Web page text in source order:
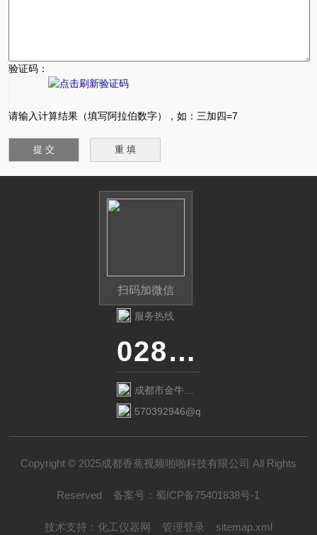
验证码：
请输入计算结果（填写阿拉伯数字），如：三加四=7
扫码加微信
服务热线
028-87741718
成都市金牛区
金府路799号1
570392946@qq.com
Copyright © 2025成都香蕉视频啪啪科技有限公司 All Rights
Reserved 备案号： 蜀ICP备75401838号-1
技术支持： 化工仪器网 管理登录 sitemap.xml